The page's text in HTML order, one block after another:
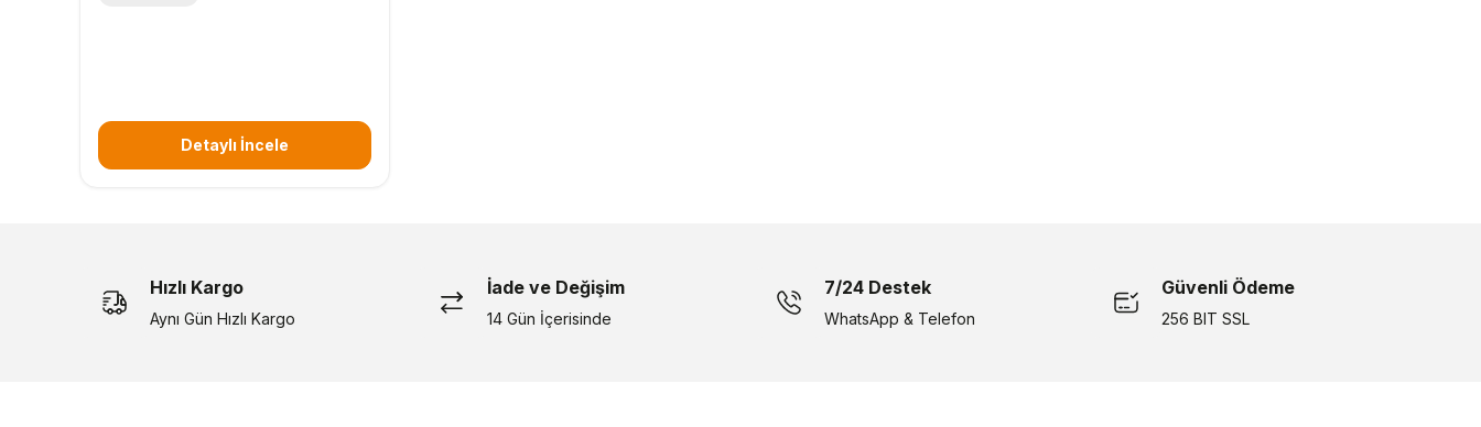
Detaylı İncele
Hızlı Kargo
Aynı Gün Hızlı Kargo
İade ve Değişim
14 Gün İçerisinde
7/24 Destek
WhatsApp & Telefon
Güvenli Ödeme
256 BIT SSL